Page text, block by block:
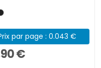
par page : 0.043 €
€